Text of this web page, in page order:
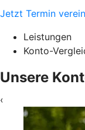
Jetzt Termin
Leistungen
Konto-
Unsere
‹